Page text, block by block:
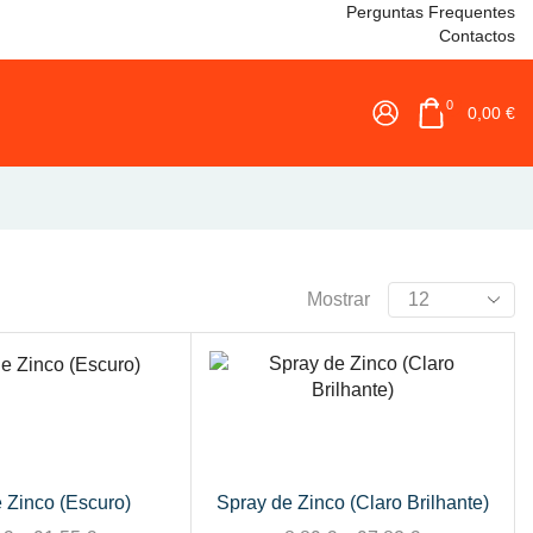
Perguntas Frequentes
Contactos
0 0,00 €
Mostrar
Zinco (Escuro)
Spray de Zinco (Claro Brilhante)